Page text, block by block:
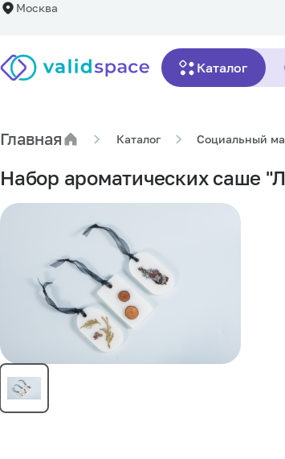
Москва
Каталог
Главная Каталог Социальный
Набор ароматических саше
Характеристики
Набор ароматических саше